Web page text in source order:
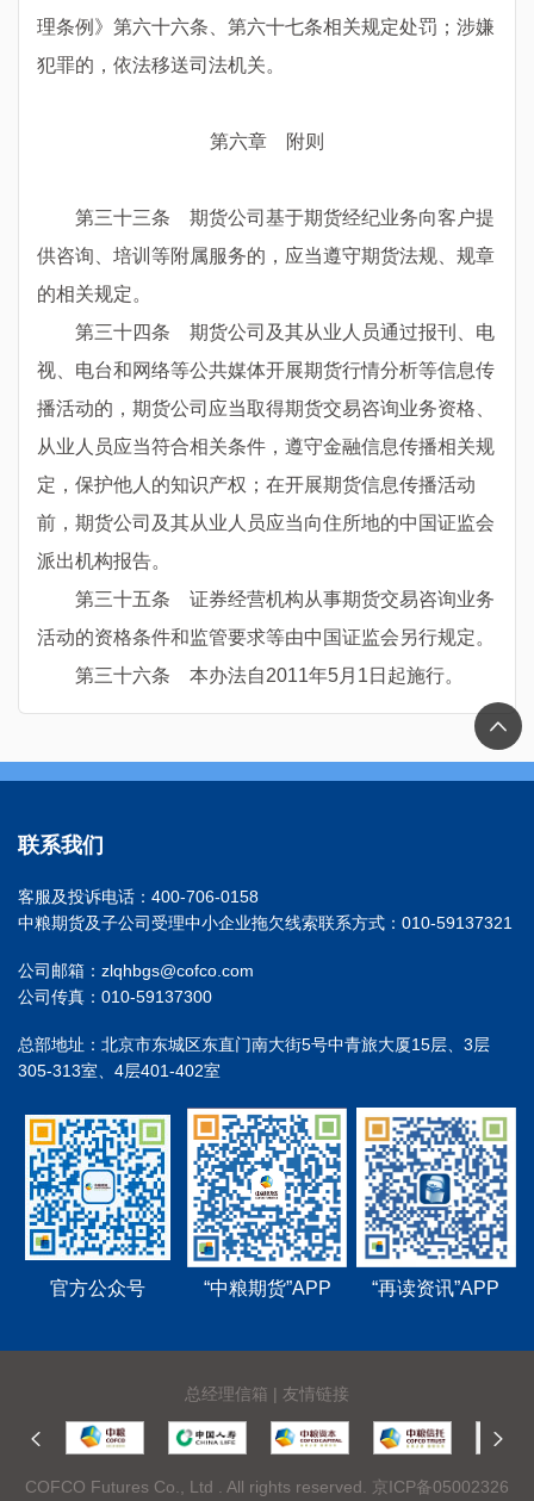
理条例》第六十六条、第六十七条相关规定处罚；涉嫌
犯罪的，依法移送司法机关。
第六章 附则
第三十三条 期货公司基于期货经纪业务向客户提
供咨询、培训等附属服务的，应当遵守期货法规、规章
的相关规定。
第三十四条 期货公司及其从业人员通过报刊、电
视、电台和网络等公共媒体开展期货行情分析等信息传
播活动的，期货公司应当取得期货交易咨询业务资格、
从业人员应当符合相关条件，遵守金融信息传播相关规
定，保护他人的知识产权；在开展期货信息传播活动
前，期货公司及其从业人员应当向住所地的中国证监会
派出机构报告。
第三十五条 证券经营机构从事期货交易咨询业务
活动的资格条件和监管要求等由中国证监会另行规定。
第三十六条 本办法自2011年5月1日起施行。
联系我们
客服及投诉电话：400-706-0158
中粮期货及子公司受理中小企业拖欠线索联系方式：010-59137321
公司邮箱：zlqhbgs@cofco.com
公司传真：010-59137300
总部地址：北京市东城区东直门南大街5号中青旅大厦15层、3层
305-313室、4层401-402室
官方公众号 “中粮期货”APP “再读资讯”APP
总经理信箱 | 友情链接
COFCO Futures Co., Ltd . All rights reserved. 京ICP备05002326